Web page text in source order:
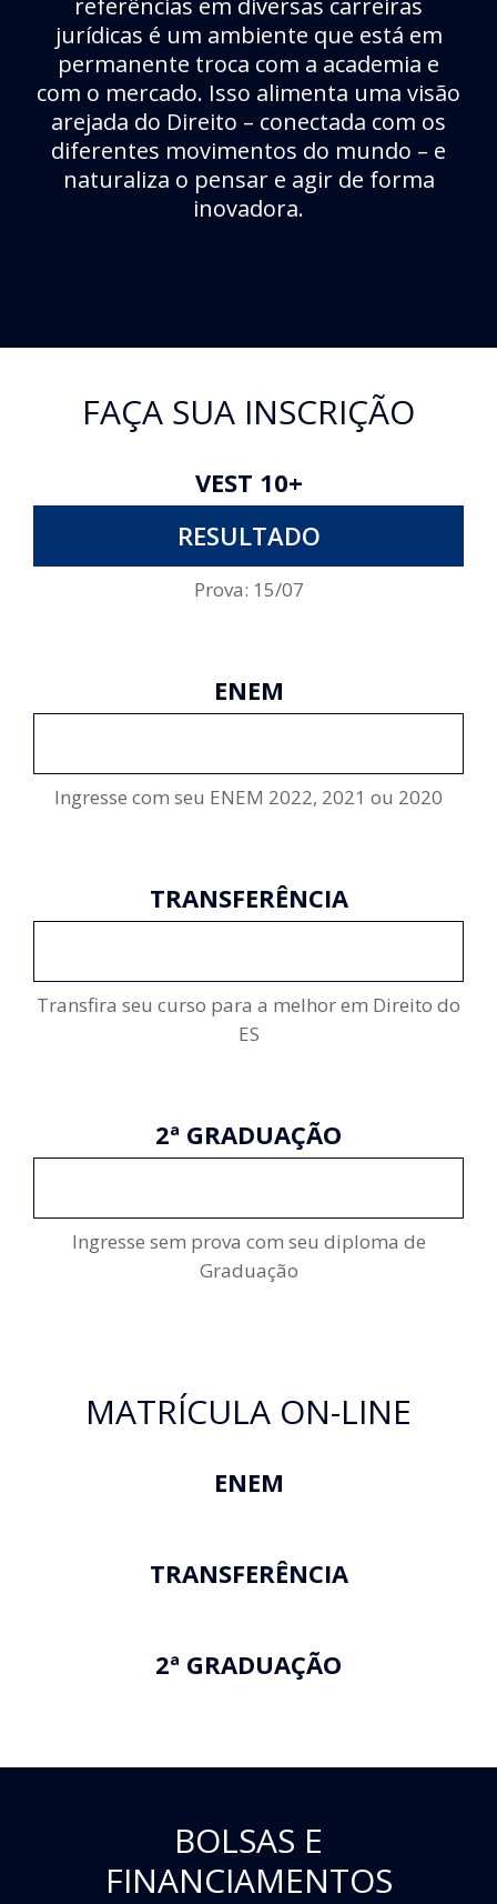
referências em diversas carreiras
jurídicas é um ambiente que está em
permanente troca com a academia e
com o mercado. Isso alimenta uma visão
arejada do Direito – conectada com os
diferentes movimentos do mundo – e
naturaliza o pensar e agir de forma
inovadora.
FAÇA SUA INSCRIÇÃO
VEST 10+
RESULTADO
Prova: 15/07
ENEM
Ingresse com seu ENEM 2022, 2021 ou 2020
TRANSFERÊNCIA
Transfira seu curso para a melhor em Direito do
ES
2ª GRADUAÇÃO
Ingresse sem prova com seu diploma de
Graduação
MATRÍCULA ON-LINE
ENEM
TRANSFERÊNCIA
2ª GRADUAÇÃO
BOLSAS E
FINANCIAMENTOS